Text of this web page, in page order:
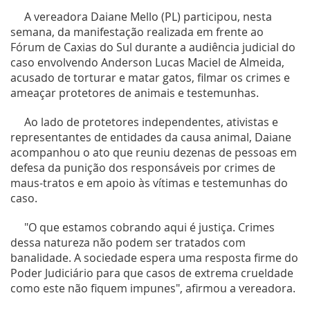
A vereadora Daiane Mello (PL) participou, nesta
semana, da manifestação realizada em frente ao
Fórum de Caxias do Sul durante a audiência judicial do
caso envolvendo Anderson Lucas Maciel de Almeida,
acusado de torturar e matar gatos, filmar os crimes e
ameaçar protetores de animais e testemunhas.
Ao lado de protetores independentes, ativistas e
representantes de entidades da causa animal, Daiane
acompanhou o ato que reuniu dezenas de pessoas em
defesa da punição dos responsáveis por crimes de
maus-tratos e em apoio às vítimas e testemunhas do
caso.
"O que estamos cobrando aqui é justiça. Crimes
dessa natureza não podem ser tratados com
banalidade. A sociedade espera uma resposta firme do
Poder Judiciário para que casos de extrema crueldade
como este não fiquem impunes", afirmou a vereadora.